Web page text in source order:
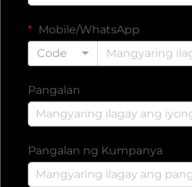
Mobile/WhatsApp
Code
Pangalan
Pangalan ng Kumpanya